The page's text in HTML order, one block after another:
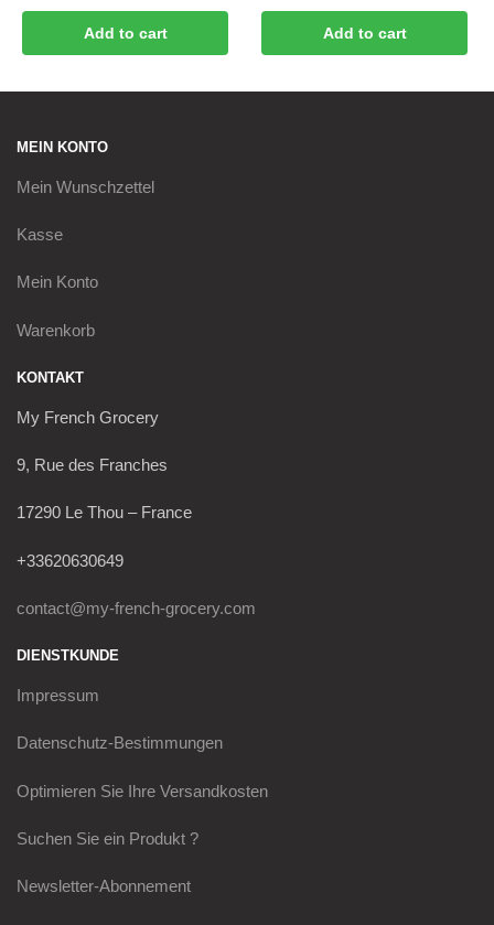
Add to cart Add to cart
MEIN KONTO
Mein Wunschzettel
Kasse
Mein Konto
Warenkorb
KONTAKT
My French Grocery
9, Rue des Franches
17290 Le Thou – France
+33620630649
contact@my-french-grocery.com
DIENSTKUNDE
Impressum
Datenschutz-Bestimmungen
Optimieren Sie Ihre Versandkosten
Suchen Sie ein Produkt ?
Newsletter-Abonnement